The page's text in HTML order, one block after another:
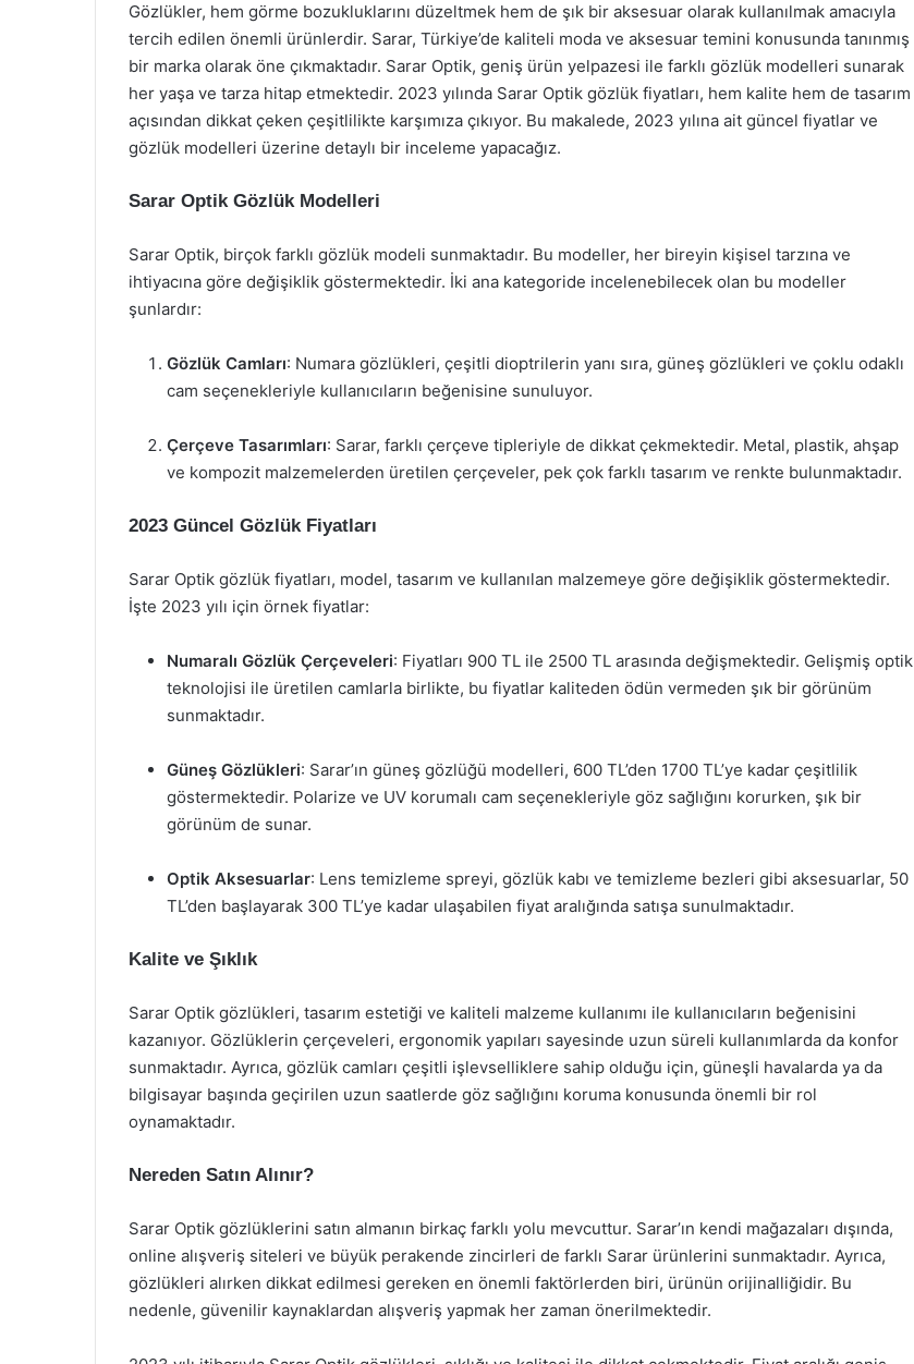
Gözlükler, hem görme bozukluklarını düzeltmek hem de şık bir aksesuar olarak kullanılmak amacıyla
tercih edilen önemli ürünlerdir. Sarar, Türkiye’de kaliteli moda ve aksesuar temini konusunda tanınmış
bir marka olarak öne çıkmaktadır. Sarar Optik, geniş ürün yelpazesi ile farklı gözlük modelleri sunarak
her yaşa ve tarza hitap etmektedir. 2023 yılında Sarar Optik gözlük fiyatları, hem kalite hem de tasarım
açısından dikkat çeken çeşitlilikte karşımıza çıkıyor. Bu makalede, 2023 yılına ait güncel fiyatlar ve
gözlük modelleri üzerine detaylı bir inceleme yapacağız.
Sarar Optik Gözlük Modelleri
Sarar Optik, birçok farklı gözlük modeli sunmaktadır. Bu modeller, her bireyin kişisel tarzına ve
ihtiyacına göre değişiklik göstermektedir. İki ana kategoride incelenebilecek olan bu modeller
şunlardır:
Gözlük Camları: Numara gözlükleri, çeşitli dioptrilerin yanı sıra, güneş gözlükleri ve çoklu odaklı
cam seçenekleriyle kullanıcıların beğenisine sunuluyor.
Çerçeve Tasarımları: Sarar, farklı çerçeve tipleriyle de dikkat çekmektedir. Metal, plastik, ahşap
ve kompozit malzemelerden üretilen çerçeveler, pek çok farklı tasarım ve renkte bulunmaktadır.
2023 Güncel Gözlük Fiyatları
Sarar Optik gözlük fiyatları, model, tasarım ve kullanılan malzemeye göre değişiklik göstermektedir.
İşte 2023 yılı için örnek fiyatlar:
Numaralı Gözlük Çerçeveleri: Fiyatları 900 TL ile 2500 TL arasında değişmektedir. Gelişmiş optik
teknolojisi ile üretilen camlarla birlikte, bu fiyatlar kaliteden ödün vermeden şık bir görünüm
sunmaktadır.
Güneş Gözlükleri: Sarar’ın güneş gözlüğü modelleri, 600 TL’den 1700 TL’ye kadar çeşitlilik
göstermektedir. Polarize ve UV korumalı cam seçenekleriyle göz sağlığını korurken, şık bir
görünüm de sunar.
Optik Aksesuarlar: Lens temizleme spreyi, gözlük kabı ve temizleme bezleri gibi aksesuarlar, 50
TL’den başlayarak 300 TL’ye kadar ulaşabilen fiyat aralığında satışa sunulmaktadır.
Kalite ve Şıklık
Sarar Optik gözlükleri, tasarım estetiği ve kaliteli malzeme kullanımı ile kullanıcıların beğenisini
kazanıyor. Gözlüklerin çerçeveleri, ergonomik yapıları sayesinde uzun süreli kullanımlarda da konfor
sunmaktadır. Ayrıca, gözlük camları çeşitli işlevselliklere sahip olduğu için, güneşli havalarda ya da
bilgisayar başında geçirilen uzun saatlerde göz sağlığını koruma konusunda önemli bir rol
oynamaktadır.
Nereden Satın Alınır?
Sarar Optik gözlüklerini satın almanın birkaç farklı yolu mevcuttur. Sarar’ın kendi mağazaları dışında,
online alışveriş siteleri ve büyük perakende zincirleri de farklı Sarar ürünlerini sunmaktadır. Ayrıca,
gözlükleri alırken dikkat edilmesi gereken en önemli faktörlerden biri, ürünün orijinalliğidir. Bu
nedenle, güvenilir kaynaklardan alışveriş yapmak her zaman önerilmektedir.